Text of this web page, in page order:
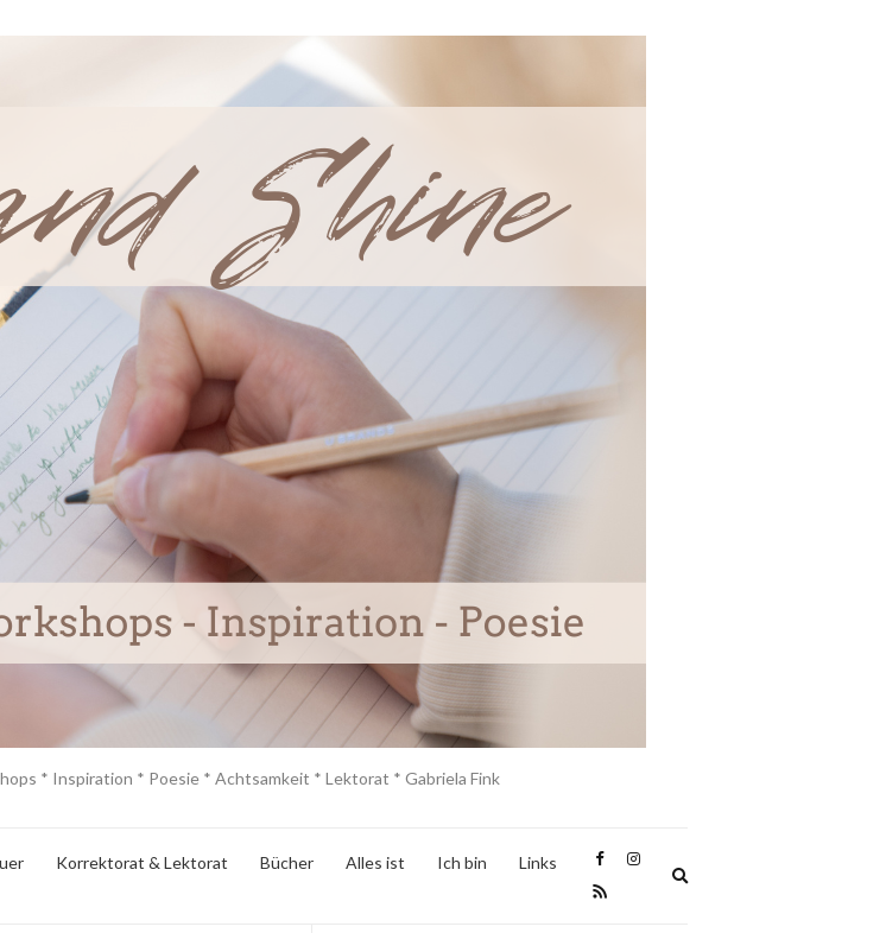
* Inspiration * Poesie * Achtsamkeit * Lektorat * Gabriela Fink
Korrektorat & Lektorat Bücher Alles ist Ich bin
Links